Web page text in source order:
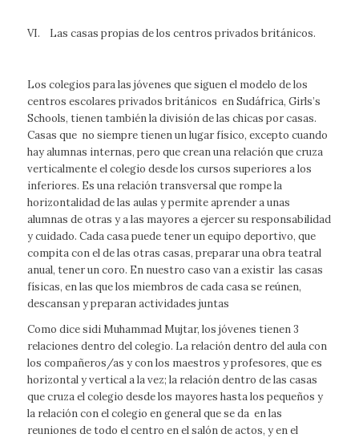
VI. Las casas propias de los centros privados británicos.
Los colegios para las jóvenes que siguen el modelo de los
centros escolares privados británicos en Sudáfrica, Girls’s
Schools, tienen también la división de las chicas por casas.
Casas que no siempre tienen un lugar físico, excepto cuando
hay alumnas internas, pero que crean una relación que cruza
verticalmente el colegio desde los cursos superiores a los
inferiores. Es una relación transversal que rompe la
horizontalidad de las aulas y permite aprender a unas
alumnas de otras y a las mayores a ejercer su responsabilidad
y cuidado. Cada casa puede tener un equipo deportivo, que
compita con el de las otras casas, preparar una obra teatral
anual, tener un coro. En nuestro caso van a existir las casas
físicas, en las que los miembros de cada casa se reúnen,
descansan y preparan actividades juntas
Como dice sidi Muhammad Mujtar, los jóvenes tienen 3
relaciones dentro del colegio. La relación dentro del aula con
los compañeros/as y con los maestros y profesores, que es
horizontal y vertical a la vez; la relación dentro de las casas
que cruza el colegio desde los mayores hasta los pequeños y
la relación con el colegio en general que se da en las
reuniones de todo el centro en el salón de actos, y en el